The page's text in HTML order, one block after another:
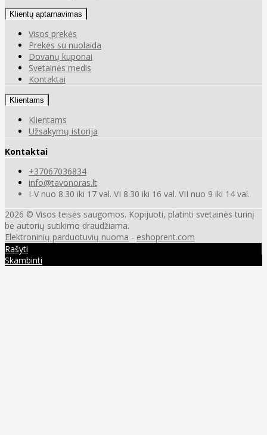
Klientų aptarnavimas
Visos prekės
Prekės su nuolaida
Dovanų kuponai
Svetainės medis
Kontaktai
Klientams
Klientams
Užsakymų istorija
Kontaktai
+37067036834
info@tavonoras.lt
I-V nuo 8.30 iki 17 val. VI 8.30 iki 16 val. VII nuo 9 iki 14 val.
2026 © Visos teisės saugomos. Kopijuoti, platinti svetainės turinį
be autorių sutikimo draudžiama.
Elektroninių parduotuvių nuoma - eshoprent.com
Rašyti
Skambinti